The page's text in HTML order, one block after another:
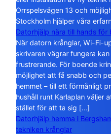
Orrspelsvägen 13 och
Stockholm hjälper våra
Datorhjälp nära till hands för
När datorn krånglar, Wi-Fi-
skrivaren vägrar fungera
frustrerande. För boende
möjlighet att få snabb och
hemmet – till ett förmånligt
hushåll runt Karlaplan väljer
stället för att ta sig […]
Datorhjälp hemma i
tekniken krånglar